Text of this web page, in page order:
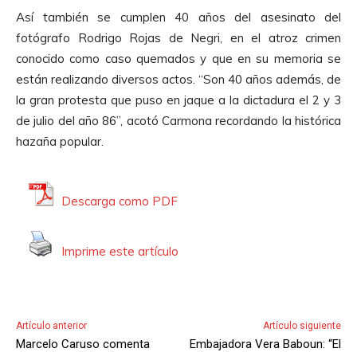
Así también se cumplen 40 años del asesinato del
fotógrafo Rodrigo Rojas de Negri, en el atroz crimen
conocido como caso quemados y que en su memoria se
están realizando diversos actos. “Son 40 años además, de
la gran protesta que puso en jaque a la dictadura el 2 y 3
de julio del año 86”, acotó Carmona recordando la histórica
hazaña popular.
Descarga como PDF
Imprime este artículo
Artículo anterior
Marcelo Caruso comenta
Artículo siguiente
Embajadora Vera Baboun: “El